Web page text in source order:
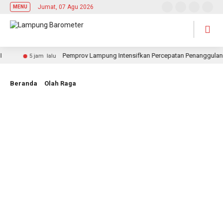
MENU Jumat, 07 Agu 2026
5 jam lalu Pemprov Lampung Intensifkan Percepatan
Beranda Olah Raga